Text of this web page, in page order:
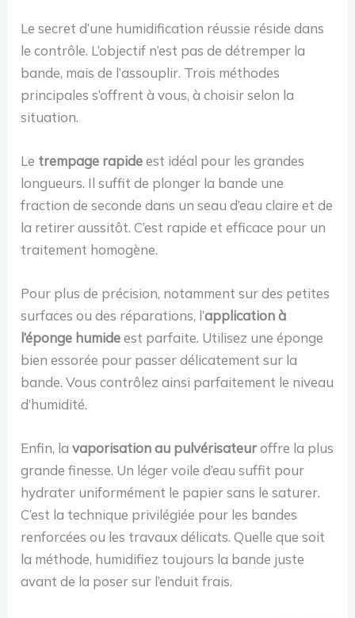
Le secret d’une humidification réussie réside dans
le contrôle. L’objectif n’est pas de détremper la
bande, mais de l’assouplir. Trois méthodes
principales s’offrent à vous, à choisir selon la
situation.
Le trempage rapideest idéal pour les grandes
longueurs. Il suffit de plonger la bande une
fraction de seconde dans un seau d’eau claire et de
la retirer aussitôt. C’est rapide et efficace pour un
traitement homogène.
Pour plus de précision, notamment sur des petites
surfaces ou des réparations, l’application à
l’éponge humideest parfaite. Utilisez une éponge
bien essorée pour passer délicatement sur la
bande. Vous contrôlez ainsi parfaitement le niveau
d’humidité.
Enfin, lavaporisation au pulvérisateuroffre la plus
grande finesse. Un léger voile d’eau suffit pour
hydrater uniformément le papier sans le saturer.
C’est la technique privilégiée pour les bandes
renforcées ou les travaux délicats. Quelle que soit
la méthode, humidifiez toujours la bande juste
avant de la poser sur l’enduit frais.